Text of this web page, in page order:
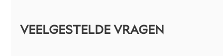
VEELGESTELDE VRAGEN